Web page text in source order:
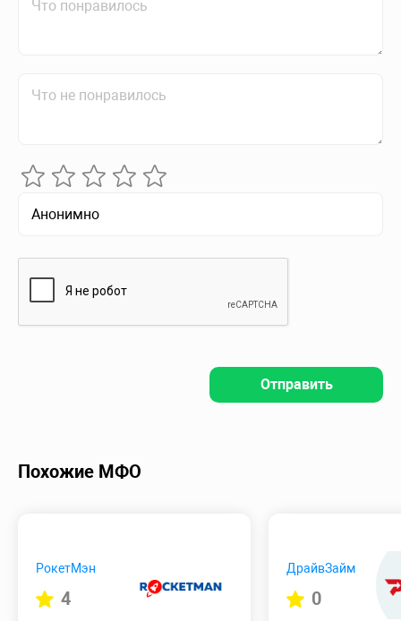
Отправить
Похожие МФО
РокетМэн
4
ДрайвЗайм
0